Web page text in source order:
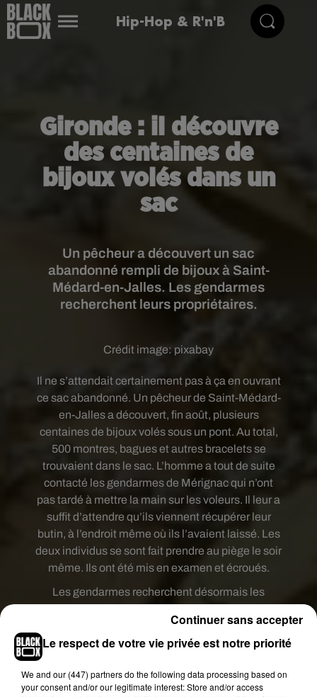
Hip-Hop & R'n'B
Gironde : il découvre
des centaines de
bijoux volés dans un
sac
Un pêcheur a découvert un sac
abandonné rempli de bijoux à Saint-
Médard-en-Jalles. Les gendarmes
recherchent leurs propriétaires.
Crédit image: pixabay
Il ne s’attendait certainement pas à ça en ouvrant
ce sac abandonné. Un pêcheur de Saint-Médard-
en-Jalles a découvert, fin août, plusieurs
centaines de bijoux volés sous un pont. Au total,
500 montres, bagues et autres bracelets se
trouvaient dans le sac. L’homme a tout de suite
contacté les gendarmes de Mérignac qui n’ont
pas tardé à mettre la main sur les voleurs. Il leur a
suffit d’attendre qu’ils viennent récupérer leur
butin, à l’endroit même où ils l’avaient laissé. Les
deux individus se sont fait prendre au piège le soir
même. Ils ont été mis en examen et écroués.
Les gendarmes recherchent désormais les
toutes les photos des objets volés. Les victimes
qui reconnaissent leurs bijoux sont invitées à
contacter la gendarmerie de Mérignac au 05 56 90
28 17.
Le respect de votre vie privée est notre priorité
We and our (447) partnersdo the following data processing based on
your consent and/or our legitimate interest: Store and/or access
Continuer sans accepter